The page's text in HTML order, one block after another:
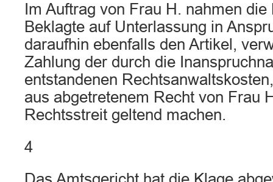
Im Auftrag von Frau H. nahmen
Beklagte auf Unterlassung in
daraufhin ebenfalls den Artikel,
Zahlung der durch die
entstandenen
aus abgetretenem Recht von Frau
Rechtsstreit geltend machen.
4